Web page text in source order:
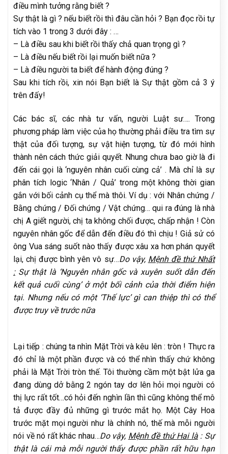
điều mình tưởng rằng biết ?
Sự thật là gì ? nếu biết rồi thì đâu cần hỏi ? Bạn đọc rồi tự
tích vào 1 trong 3 dưới đây : …
– Là điều sau khi biết rồi thấy chả quan trọng gì ?
– Là điều nếu biết rồi lại muốn biết nữa ?
– Là điều người ta biết để hành động đúng ?
Sau khi tích rồi, xin nói Bạn biết là Sự thật gồm cả 3 ý
trên đấy!
Các bác sĩ, các nhà tư vấn, người Luật sư…. Trong
phương pháp làm việc của họ thường phải điều tra tìm sự
thật của đối tượng, sự vật hiện tượng, từ đó mới hình
thành nên cách thức giải quyết. Nhung chưa bao giờ là đi
đến cái gọi là ‘nguyên nhân cuối cùng cả’ . Mà chỉ là sự
phân tích logic ‘Nhân / Quả’ trong một không thời gian
gắn với bối cảnh cụ thể mà thôi. Ví dụ : với Nhân chứng /
Bằng chứng / Đối chứng / Vật chứng… qui ra đúng là nhà
chị A giết người, chị ta không chối được, chấp nhận ! Còn
nguyên nhân gốc để dẫn đến điều đó thì chịu ! Giả sử có
ông Vua sáng suốt nào thấy được xâu xa hơn phán quyết
lại, chị được bình yên vô sự…Do vậy, Mệnh đề thứ Nhất
:Sự thật là ‘Nguyên nhân gốc và xuyên suốt dẫn đến
kết quả cuối cùng’ ở một bối cảnh của thời điểm hiện
tại. Nhưng nếu có một ‘Thế lực’ gì can thiệp thì có thể
được truy về trước nữa
Lại tiếp : chúng ta nhìn Mặt Trời và kêu lên : tròn ! Thực ra
đó chỉ là một phần được và có thể nhìn thấy chứ không
phải là Mặt Trời tròn thế. Tôi thường cầm một bật lửa ga
đang dùng dở bằng 2 ngón tay dơ lên hỏi mọi người có
thị lực rất tốt…có hỏi đến nghìn lần thì cũng không thể mô
tả được đầy đủ những gì trước mắt họ. Một Cây Hoa
trước mặt mọi người như là chính nó, thế mà mỗi người
nói về nó rất khác nhau…Do vậy, Mệnh đề thứ Hai là: Sự
thật là cái mà mỗi người thấy được phần rất hữu hạn